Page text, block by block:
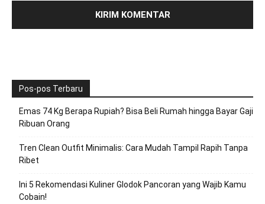
Pos-pos Terbaru
Emas 74 Kg Berapa Rupiah? Bisa Beli Rumah hingga Bayar Gaji
Ribuan Orang
Tren Clean Outfit Minimalis: Cara Mudah Tampil Rapih Tanpa
Ribet
Ini 5 Rekomendasi Kuliner Glodok Pancoran yang Wajib Kamu
Cobain!